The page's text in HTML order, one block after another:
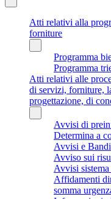
Atti relativi alla
forniture
Programma
Programma
Atti relativi alle
di servizi, forniture,
progettazione, di
Avvisi di
Determina a
Avvisi e Bandi
Avviso sui
Avvisi
Affidamenti
somma